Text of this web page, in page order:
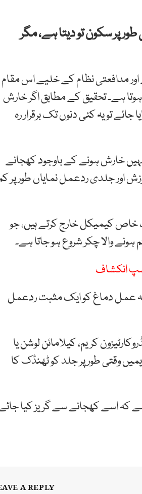
پر سکون تو دیتا ہے، مگر
مدافعتی نظام کے خلیے اس مقام
ہے۔ تحقیق کے مطابق اگر خارش
تو یہ کئی دنوں تک برقرار رہ
خارش ہونے کے باوجود کھجانے
اور جلدی ردعمل نمایاں طور پر
کیمیکل خارج کرتے ہیں، جو
والا چکر شروع ہو جاتا ہے۔
انکشاف
عمل دماغ کو ایک مثبت ردعمل
کریم، کیلامائن لوشن یا
وقتی طور پر جلد کو ٹھنڈک کا
کہ اسے کھجانے سے گریز کیا
A REPLY